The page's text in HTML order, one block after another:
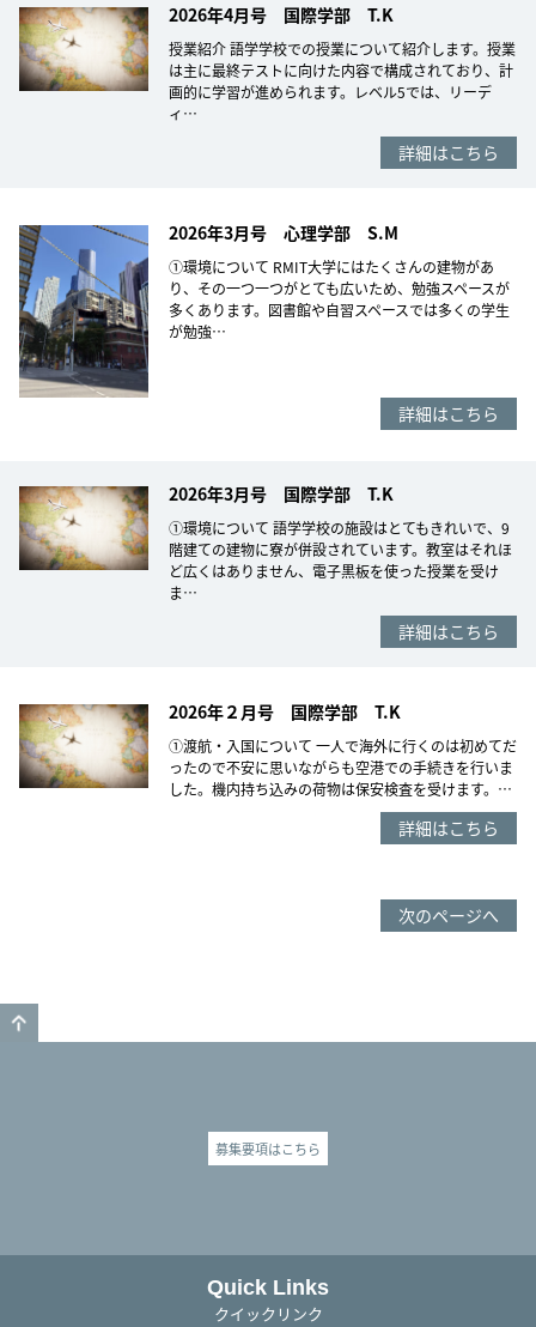
2026年4月号 国際学部 T.K
授業紹介 語学学校での授業について紹介します。授業
は主に最終テストに向けた内容で構成されており、計
画的に学習が進められます。レベル5では、リーデ
ィ…
詳細はこちら
2026年3月号 心理学部 S.M
①環境について RMIT大学にはたくさんの建物があ
り、その一つ一つがとても広いため、勉強スペースが
多くあります。図書館や自習スペースでは多くの学生
が勉強…
詳細はこちら
2026年3月号 国際学部 T.K
①環境について 語学学校の施設はとてもきれいで、9
階建ての建物に寮が併設されています。教室はそれほ
ど広くはありません、電子黒板を使った授業を受け
ま…
詳細はこちら
2026年２月号 国際学部 T.K
①渡航・入国について 一人で海外に行くのは初めてだ
ったので不安に思いながらも空港での手続きを行いま
した。機内持ち込みの荷物は保安検査を受けます。…
詳細はこちら
次のページへ
募集要項はこちら
Quick Links
クイックリンク